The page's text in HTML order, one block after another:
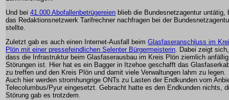
Und bei 41.000 Abofallenbetrügereien blieb die Bundesnetzagentur untätig,
das Redaktionsnetzwerk Tarifrechner nachfragen bei der
stellte.
Zuletzt gab es auch einen Internet-Ausfall beim Glasfaseranschluss im
Plön mit einer pressefeindlichen Selenter Bürgermeisterin. Dabei zeigt sich,
dass die Infrastruktur beim Glasfaserausbau im Kreis Plön ziemlich
Störungen ist. Hier hat es ein Bagger in Itzehoe geschafft das
zu treffen und den Kreis Plön und damit viele Verwaltungen lahm zu legen.
Auch hier werden stromhungrige ONTs zu Lasten der Endkunden vom
Telecolumbus/Pyur eingesetzt. Gebracht hatte es den Endkunden nichts,
Störung gab es trotzdem.